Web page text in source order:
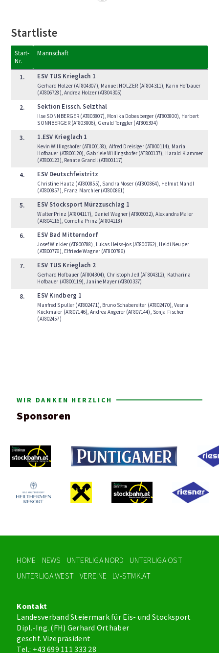
Startliste
Start-
Nr.
Mannschaft
1. ESV TUS Krieglach 1
Gerhard Holzer (AT804307), Manuel HOLZER (AT804311), Karin Hofbauer
(AT806728), Andrea Holzer (AT804305)
2. Sektion Eissch. Selzthal
Ilse SONNBERGER (AT803807), Monika Dobesberger (AT803800), Herbert
SONNBERGER (AT803806), Gerald Torggler (AT806394)
3. 1.ESV Krieglach 1
Kevin Willingshofer (AT800138), Alfred Dreisiger (AT800114), Maria
Hofbauer (AT800120), Gabriele Willingshofer (AT800137), Harald Klammer
(AT800123), Renate Grandl (AT800117)
4. ESV Deutschfeistritz
Christine Hautz (AT800855), Sandra Moser (AT800864), Helmut Mandl
(AT800857), Franz Marchler (AT800861)
5. ESV Stocksport Mürzzuschlag 1
Walter Prinz (AT804117), Daniel Wagner (AT806032), Alexandra Maier
(AT804116), Cornelia Prinz (AT804118)
6. ESV Bad Mitterndorf
Josef Winkler (AT800788), Lukas Heiss-jos (AT800762), Heidi Neuper
(AT800776), Elfriede Wagner (AT800786)
7. ESV TUS Krieglach 2
Gerhard Hofbauer (AT804304), Christoph Jell (AT804312), Katharina
Hofbauer (AT800119), Janine Mayer (AT800337)
8. ESV Kindberg 1
Manfred Spuller (AT802471), Bruno Schabereiter (AT802470), Vesna
Kückmaier (AT807146), Andrea Angerer (AT807144), Sonja Fischer
(AT802457)
WIR DANKEN HERZLICH
Sponsoren
HOME NEWS UNTERLIGA NORD
UNTERLIGA OST
UNTERLIGA WEST
VEREINE LV-STMK.AT
Kontakt
Landesverband Steiermark für Eis- und Stocksport
Dipl.-Ing. (FH) Gerhard Orthaber
geschf. Vizepräsident
Tel.: +43 699 111 333 28